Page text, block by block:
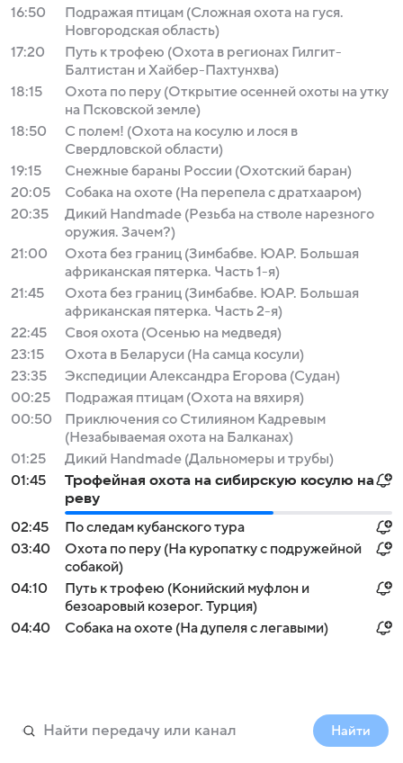
16:50
Подражая птицам (Сложная охота на гуся.
Новгородская область)
17:20
Путь к трофею (Охота в регионах Гилгит-
Балтистан и Хайбер-Пахтунхва)
18:15
Охота по перу (Открытие осенней охоты на утку
на Псковской земле)
18:50
С полем! (Охота на косулю и лося в
Свердловской области)
19:15
Снежные бараны России (Охотский баран)
20:05
Собака на охоте (На перепела с дратхааром)
20:35
Дикий Handmade (Резьба на стволе нарезного
оружия. Зачем?)
21:00
Охота без границ (Зимбабве. ЮАР. Большая
африканская пятерка. Часть 1-я)
21:45
Охота без границ (Зимбабве. ЮАР. Большая
африканская пятерка. Часть 2-я)
22:45
Своя охота (Осенью на медведя)
23:15
Охота в Беларуси (На самца косули)
23:35
Экспедиции Александра Егорова (Судан)
00:25
Подражая птицам (Охота на вяхиря)
00:50
Приключения со Стилияном Кадревым
(Незабываемая охота на Балканах)
01:25
Дикий Handmade (Дальномеры и трубы)
01:45
Трофейная охота на сибирскую косулю на
реву
02:45
По следам кубанского тура
03:40
Охота по перу (На куропатку с подружейной
собакой)
04:10
Путь к трофею (Конийский муфлон и
безоаровый козерог. Турция)
04:40
Собака на охоте (На дупеля с легавыми)
Найти